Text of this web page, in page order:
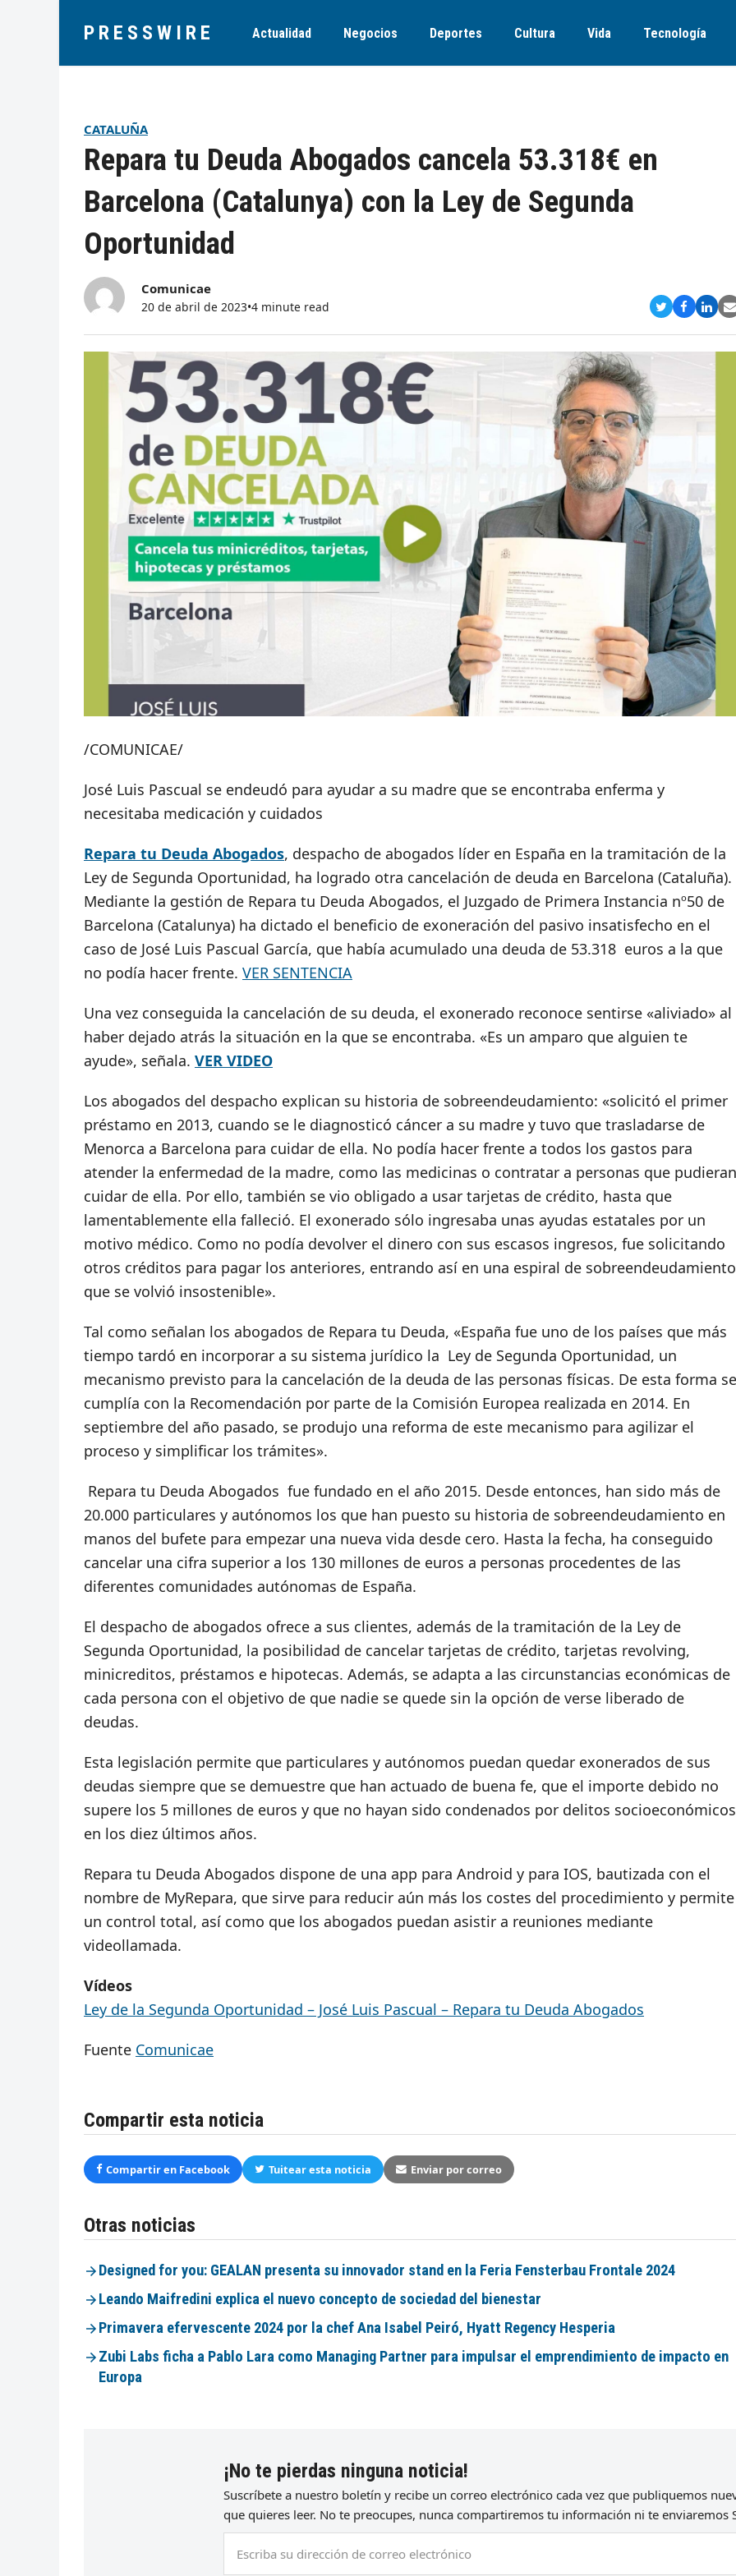
PRESSWIRE Actualidad Negocios Deportes Cultura Vida Tecnología
CATALUÑA
Repara tu Deuda Abogados cancela 53.318€ en
Barcelona (Catalunya) con la Ley de Segunda
Oportunidad
Comunicae
20 de abril de 2023•4 minute read Compartir
Twitter
/COMUNICAE/
José Luis Pascual se endeudó para ayudar a su madre que se encontraba enferma y
necesitaba medicación y cuidados
Repara tu Deuda Abogados, despacho de abogados líder en España en la tramitación de la
Ley de Segunda Oportunidad, ha logrado otra cancelación de deuda en Barcelona (Cataluña).
Mediante la gestión de Repara tu Deuda Abogados, el Juzgado de Primera Instancia nº50 de
Barcelona (Catalunya) ha dictado el beneficio de exoneración del pasivo insatisfecho en el
caso de José Luis Pascual García, que había acumulado una deuda de 53.318 euros a la que
no podía hacer frente. VER SENTENCIA
Una vez conseguida la cancelación de su deuda, el exonerado reconoce sentirse «aliviado» al
haber dejado atrás la situación en la que se encontraba. «Es un amparo que alguien te
ayude», señala. VER VIDEO
Los abogados del despacho explican su historia de sobreendeudamiento: «solicitó el primer
préstamo en 2013, cuando se le diagnosticó cáncer a su madre y tuvo que trasladarse de
Menorca a Barcelona para cuidar de ella. No podía hacer frente a todos los gastos para
atender la enfermedad de la madre, como las medicinas o contratar a personas que pudieran
cuidar de ella. Por ello, también se vio obligado a usar tarjetas de crédito, hasta que
lamentablemente ella falleció. El exonerado sólo ingresaba unas ayudas estatales por un
motivo médico. Como no podía devolver el dinero con sus escasos ingresos, fue solicitando
otros créditos para pagar los anteriores, entrando así en una espiral de sobreendeudamiento
que se volvió insostenible».
Tal como señalan los abogados de Repara tu Deuda, «España fue uno de los países que más
tiempo tardó en incorporar a su sistema jurídico la Ley de Segunda Oportunidad, un
mecanismo previsto para la cancelación de la deuda de las personas físicas. De esta forma se
cumplía con la Recomendación por parte de la Comisión Europea realizada en 2014. En
septiembre del año pasado, se produjo una reforma de este mecanismo para agilizar el
proceso y simplificar los trámites».
Repara tu Deuda Abogados fue fundado en el año 2015. Desde entonces, han sido más de
20.000 particulares y autónomos los que han puesto su historia de sobreendeudamiento en
manos del bufete para empezar una nueva vida desde cero. Hasta la fecha, ha conseguido
cancelar una cifra superior a los 130 millones de euros a personas procedentes de las
diferentes comunidades autónomas de España.
El despacho de abogados ofrece a sus clientes, además de la tramitación de la Ley de
Segunda Oportunidad, la posibilidad de cancelar tarjetas de crédito, tarjetas revolving,
minicreditos, préstamos e hipotecas. Además, se adapta a las circunstancias económicas de
cada persona con el objetivo de que nadie se quede sin la opción de verse liberado de
deudas.
Esta legislación permite que particulares y autónomos puedan quedar exonerados de sus
deudas siempre que se demuestre que han actuado de buena fe, que el importe debido no
supere los 5 millones de euros y que no hayan sido condenados por delitos socioeconómicos
en los diez últimos años.
Repara tu Deuda Abogados dispone de una app para Android y para IOS, bautizada con el
nombre de MyRepara, que sirve para reducir aún más los costes del procedimiento y permite
un control total, así como que los abogados puedan asistir a reuniones mediante
videollamada.
Vídeos
Ley de la Segunda Oportunidad – José Luis Pascual – Repara tu Deuda Abogados
Fuente Comunicae
Compartir esta noticia
Compartir en Facebook Tuitear esta noticia Enviar por correo
Otras noticias
Designed for you: GEALAN presenta su innovador stand en la Feria Fensterbau Frontale 2024
Leando Maifredini explica el nuevo concepto de sociedad del bienestar
Primavera efervescente 2024 por la chef Ana Isabel Peiró, Hyatt Regency Hesperia
Zubi Labs ficha a Pablo Lara como Managing Partner para impulsar el emprendimiento de impacto en
Europa
¡No te pierdas ninguna noticia!
Suscríbete a nuestro boletín y recibe un correo electrónico cada vez que publiquemos
que quieres leer. No te preocupes, nunca compartiremos tu información ni te enviaremos